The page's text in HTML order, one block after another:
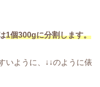
1個300gに分割します。
いように、↓↓のように俵